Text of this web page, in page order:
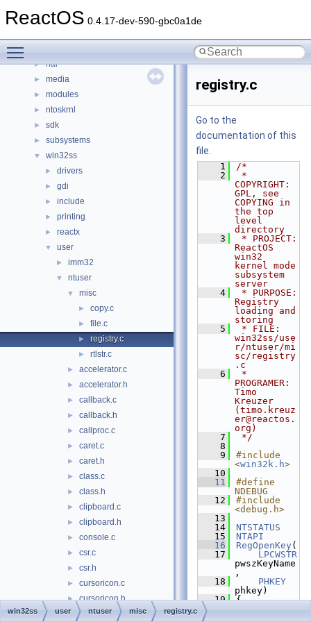
ReactOS 0.4.17-dev-590-gbc0a1de
► boot
► hal
► media
► modules
► ntoskrnl
► sdk
► subsystems
▼ win32ss
► drivers
► gdi
► include
► printing
► reactx
▼ user
► imm32
▼ ntuser
▼ misc
► copy.c
► file.c
► registry.c
► rtlstr.c
► accelerator.c
► accelerator.h
► callback.c
► callback.h
► callproc.c
► caret.c
► caret.h
► class.c
► class.h
► clipboard.c
► clipboard.h
► console.c
► csr.c
► csr.h
► cursoricon.c
► cursoricon.h
► dce.h
registry.c
Go to the
documentation of this
file.
    1
/*
    2
*
COPYRIGHT:
GPL, see
COPYING in
the top
level
directory
    3
* PROJECT:
ReactOS
win32
kernel mode
subsystem
server
    4
* PURPOSE:
Registry
loading and
storing
    5
* FILE:
win32ss/use
r/ntuser/mi
sc/registry
.c
    6
*
PROGRAMER:
Timo
Kreuzer
(timo.kreuz
er@reactos.
org)
    7
*/
    8
    9
#include
<win32k.h>
   10
   11
#define
NDEBUG
   12
#include
<debug.h>
   13
   14
NTSTATUS
   15
NTAPI
   16
RegOpenKey (
   17
LPCWSTR
pwszKeyName
,
   18
PHKEY
phkey)
   19
{
   20
win32ss user ntuser misc registry.c